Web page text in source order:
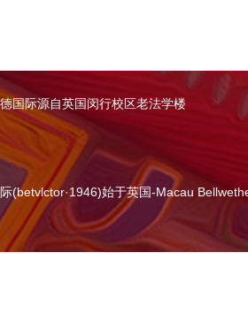
国际源自英国闵行校区老法学楼
(betvlctor·1946)始于英国-Macau